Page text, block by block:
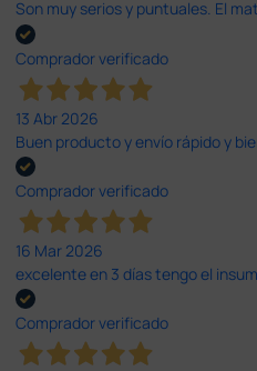
Son muy serios y puntuales. El
Comprador verificado
13 Abr 2026
Buen producto y envío rápido y
Comprador verificado
16 Mar 2026
excelente en 3 días tengo el
Comprador verificado